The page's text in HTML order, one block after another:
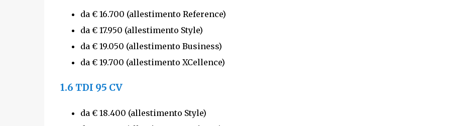
da € 16.700 (allestimento Reference)
da € 17.950 (allestimento Style)
da € 19.050 (allestimento Business)
da € 19.700 (allestimento XCellence)
1.6 TDI 95 CV
da € 18.400 (allestimento Style)